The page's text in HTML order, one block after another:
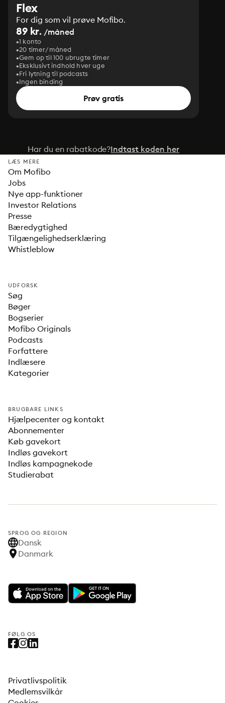
Flex
For dig som vil prøve Mofibo.
89 kr. /måned
1 konto
20 timer/måned
Gem op til 100 ubrugte timer
Eksklusivt indhold hver uge
Fri lytning til podcasts
Ingen binding
Prøv gratis
Har du en rabatkode?Indtast koden her
LÆS MERE
Om Mofibo
Jobs
Nye app-funktioner
Investor Relations
Presse
Bæredygtighed
Tilgængelighedserklæring
Whistleblow
UDFORSK
Søg
Bøger
Bogserier
Mofibo Originals
Podcasts
Forfattere
Indlæsere
Kategorier
BRUGBARE LINKS
Hjælpecenter og kontakt
Abonnementer
Køb gavekort
Indløs gavekort
Indløs kampagnekode
Studierabat
SPROG OG REGION
Dansk
Danmark
FØLG OS
Privatlivspolitik
Medlemsvilkår